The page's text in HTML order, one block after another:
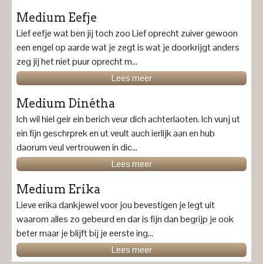
Medium Eefje
Lief eefje wat ben jij toch zoo Lief oprecht zuiver gewoon
een engel op aarde wat je zegt is wat je doorkrijgt anders
zeg jij het niet puur oprecht m...
Lees meer
Medium Dinétha
Ich wil hiel geir ein berich veur dich achterlaoten. Ich vunj ut
ein fijn geschrprek en ut veult auch ierlijk aan en hub
daorum veul vertrouwen in dic...
Lees meer
Medium Erika
Lieve erika dankjewel voor jou bevestigen je legt uit
waarom alles zo gebeurd en dar is fijn dan begrijp je ook
beter maar je blijft bij je eerste ing...
Lees meer